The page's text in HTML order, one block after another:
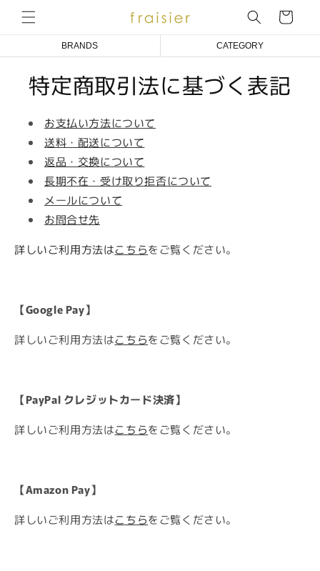
ンツに
進む
ー
BRANDS
Melody BasKet
アトリエ小町
an doll bleme
fraisier
CATEGORY
ONE PIECE DRESS
KNIT/CARDIGAN
RESERVATION
特定商取引法に基づく表記
お支払い方法について
送料・配送について
返品・交換について
長期不在・受け取り拒否について
メールについて
お問合せ先
詳しいご利用方法はこちらをご覧ください。
【Google Pay】
詳しいご利用方法はこちらをご覧ください。
【PayPal クレジットカード決済】
詳しいご利用方法はこちらをご覧ください。
【Amazon Pay】
詳しいご利用方法はこちらをご覧ください。